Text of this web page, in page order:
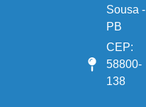
Sousa -
PB
CEP:
58800-
138